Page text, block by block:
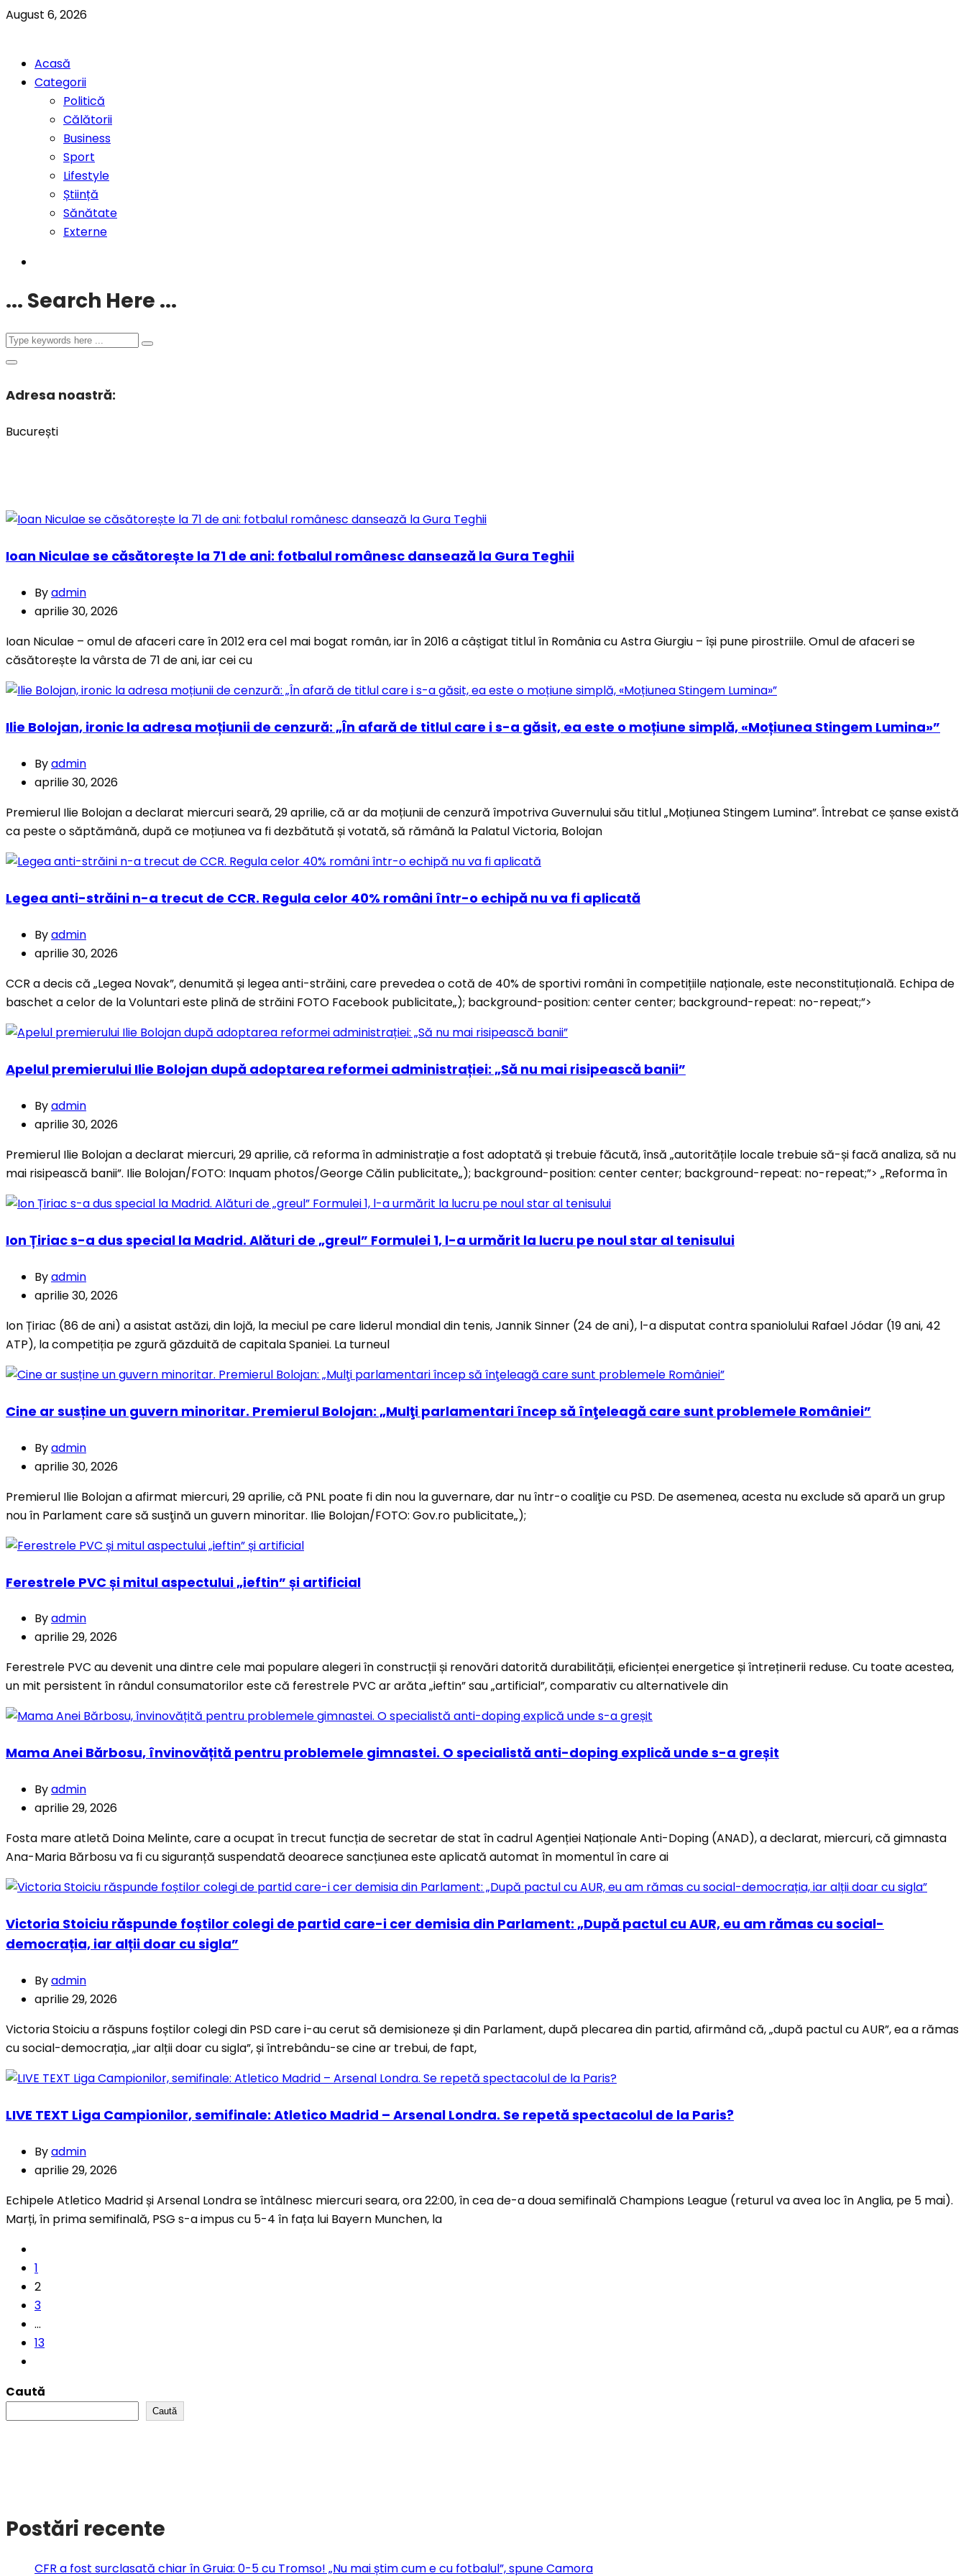
August 6, 2026
Acasă
Categorii
Politică
Călătorii
Business
Sport
Lifestyle
Știință
Sănătate
Externe
... Search Here ...
Adresa noastră:
București
Ioan Niculae se căsătorește la 71 de ani: fotbalul românesc dansează la Gura Teghii
Byadmin
aprilie 30, 2026
Ioan Niculae – omul de afaceri care în 2012 era cel mai bogat român, iar în 2016 a câștigat titlul în România cu Astra Giurgiu – își pune pirostriile. Omul de afaceri se
căsătorește la vârsta de 71 de ani, iar cei cu
Ilie Bolojan, ironic la adresa moțiunii de cenzură: „În afară de titlul care i s-a găsit, ea este o moțiune simplă, «Moțiunea Stingem Lumina»”
Byadmin
aprilie 30, 2026
Premierul Ilie Bolojan a declarat miercuri seară, 29 aprilie, că ar da moțiunii de cenzură împotriva Guvernului său titlul „Moțiunea Stingem Lumina”. Întrebat ce șanse există
ca peste o săptămână, după ce moțiunea va fi dezbătută și votată, să rămână la Palatul Victoria, Bolojan
Legea anti-străini n-a trecut de CCR. Regula celor 40% români într-o echipă nu va fi aplicată
Byadmin
aprilie 30, 2026
CCR a decis că „Legea Novak”, denumită și legea anti-străini, care prevedea o cotă de 40% de sportivi români în competițiile naționale, este neconstituțională. Echipa de
baschet a celor de la Voluntari este plină de străini FOTO Facebook publicitate„); background-position: center center; background-repeat: no-repeat;”>
Apelul premierului Ilie Bolojan după adoptarea reformei administrației: „Să nu mai risipească banii”
Byadmin
aprilie 30, 2026
Premierul Ilie Bolojan a declarat miercuri, 29 aprilie, că reforma în administrație a fost adoptată și trebuie făcută, însă „autoritățile locale trebuie să-și facă analiza, să nu
mai risipească banii”. Ilie Bolojan/FOTO: Inquam photos/George Călin publicitate„); background-position: center center; background-repeat: no-repeat;”> „Reforma în
Ion Țiriac s-a dus special la Madrid. Alături de „greul” Formulei 1, l-a urmărit la lucru pe noul star al tenisului
Byadmin
aprilie 30, 2026
Ion Țiriac (86 de ani) a asistat astăzi, din lojă, la meciul pe care liderul mondial din tenis, Jannik Sinner (24 de ani), l-a disputat contra spaniolului Rafael Jódar (19 ani, 42
ATP), la competiția pe zgură găzduită de capitala Spaniei. La turneul
Cine ar susține un guvern minoritar. Premierul Bolojan: „Mulţi parlamentari încep să înţeleagă care sunt problemele României”
Byadmin
aprilie 30, 2026
Premierul Ilie Bolojan a afirmat miercuri, 29 aprilie, că PNL poate fi din nou la guvernare, dar nu într-o coaliţie cu PSD. De asemenea, acesta nu exclude să apară un grup
nou în Parlament care să susţină un guvern minoritar. Ilie Bolojan/FOTO: Gov.ro publicitate„);
Ferestrele PVC și mitul aspectului „ieftin” și artificial
Byadmin
aprilie 29, 2026
Ferestrele PVC au devenit una dintre cele mai populare alegeri în construcții și renovări datorită durabilității, eficienței energetice și întreținerii reduse. Cu toate acestea,
un mit persistent în rândul consumatorilor este că ferestrele PVC ar arăta „ieftin” sau „artificial”, comparativ cu alternativele din
Mama Anei Bărbosu, învinovățită pentru problemele gimnastei. O specialistă anti-doping explică unde s-a greșit
Byadmin
aprilie 29, 2026
Fosta mare atletă Doina Melinte, care a ocupat în trecut funcția de secretar de stat în cadrul Agenției Naționale Anti-Doping (ANAD), a declarat, miercuri, că gimnasta
Ana-Maria Bărbosu va fi cu siguranță suspendată deoarece sancțiunea este aplicată automat în momentul în care ai
Victoria Stoiciu răspunde foștilor colegi de partid care-i cer demisia din Parlament: „După pactul cu AUR, eu am rămas cu social-
democrația, iar alții doar cu sigla”
Byadmin
aprilie 29, 2026
Victoria Stoiciu a răspuns foștilor colegi din PSD care i-au cerut să demisioneze și din Parlament, după plecarea din partid, afirmând că, „după pactul cu AUR”, ea a rămas
cu social-democrația, „iar alții doar cu sigla”, și întrebându-se cine ar trebui, de fapt,
LIVE TEXT Liga Campionilor, semifinale: Atletico Madrid – Arsenal Londra. Se repetă spectacolul de la Paris?
Byadmin
aprilie 29, 2026
Echipele Atletico Madrid și Arsenal Londra se întâlnesc miercuri seara, ora 22:00, în cea de-a doua semifinală Champions League (returul va avea loc în Anglia, pe 5 mai).
Marți, în prima semifinală, PSG s-a impus cu 5-4 în fața lui Bayern Munchen, la
1
2
3
…
13
Caută
Caută
Postări recente
CFR a fost surclasată chiar în Gruia: 0-5 cu Tromso! „Nu mai știm cum e cu fotbalul”, spune Camora